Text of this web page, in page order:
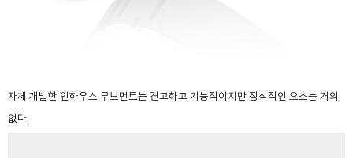
자체 개발한 인하우스 무브먼트는 견고하고 기능적이지만 장식적인 요소는 거의
없다.